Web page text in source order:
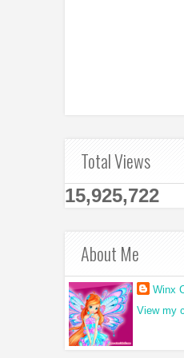
Total Views
15,925,722
About Me
Winx
View my